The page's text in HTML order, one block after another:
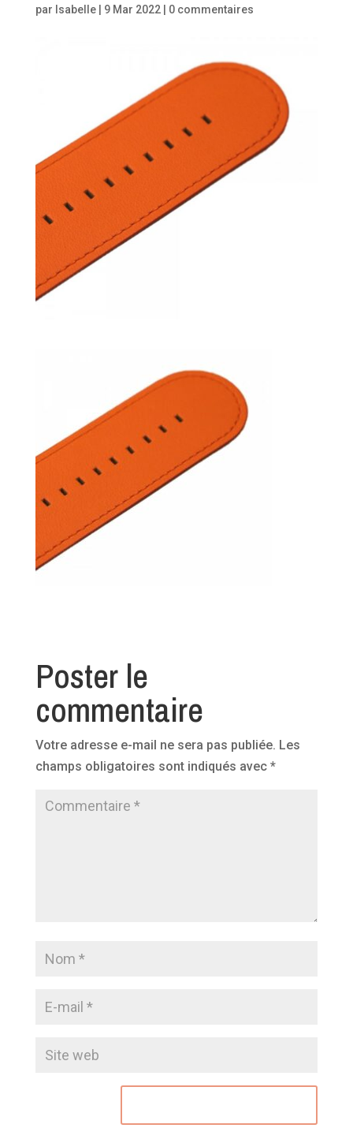
par Isabelle| 9 Mar 2022| 0 commentaires
Poster le
commentaire
Votre adresse e-mail ne sera pas publiée. Les
champs obligatoires sont indiqués avec *